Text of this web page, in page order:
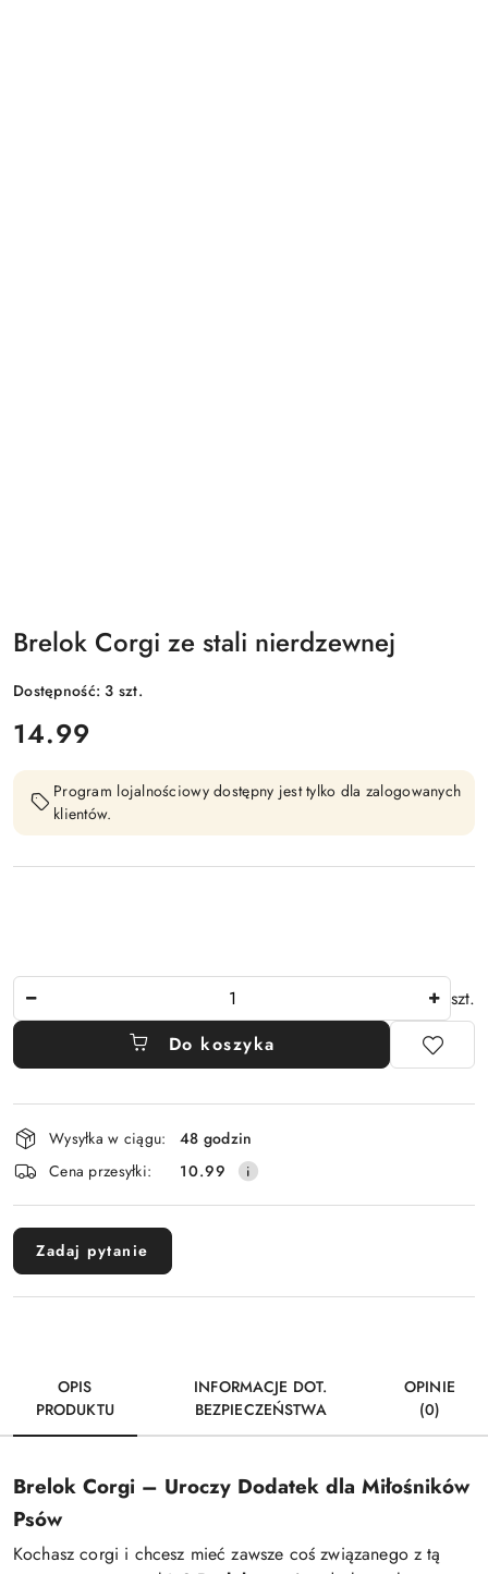
Brelok Corgi ze stali nierdzewnej
Dostępność:3 szt.
cena:
14.99
Program lojalnościowy dostępny jest tylko dla zalogowanych
klientów.
szt.
Do koszyka
Dostępność
i
dostawa
Wysyłka w ciągu:
48 godzin
Cena przesyłki:
10.99
Zadaj pytanie
OPIS
PRODUKTU
INFORMACJE DOT.
BEZPIECZEŃSTWA
OPINIE
(0)
Brelok Corgi – Uroczy Dodatek dla Miłośników
Psów
Kochasz corgi i chcesz mieć zawsze coś związanego z tą